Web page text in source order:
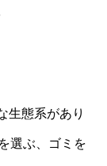
生態系があり
選ぶ、ゴミを